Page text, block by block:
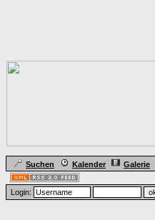
Suchen Kalender Galerie
Login: